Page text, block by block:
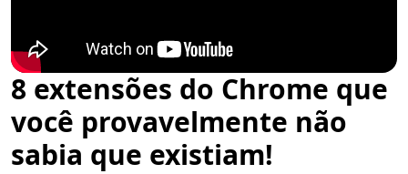
8 extensões do Chrome que
você provavelmente não
sabia que existiam!